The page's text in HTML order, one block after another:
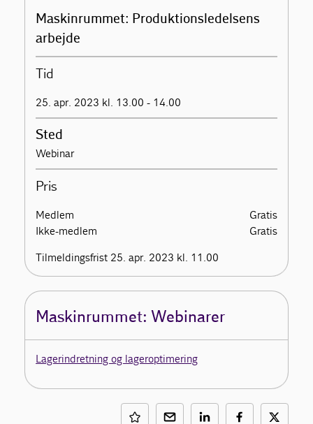
Maskinrummet: Produktionsledelsens
arbejde
Tid
25. apr. 2023 kl. 13.00 - 14.00
Sted
Webinar
Pris
Medlem
Gratis
Ikke-medlem
Gratis
Tilmeldingsfrist 25. apr. 2023 kl. 11.00
Maskinrummet: Webinarer
Lagerindretning og lageroptimering